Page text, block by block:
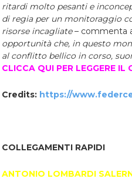
ritardi molto pesanti e
di regia per un monitoraggio
risorse incagliate– commenta
opportunità che, in questo
al conflitto bellico in corso,
CLICCA QUI PER LEGGERE
Credits: https://
COLLEGAMENTI RAPIDI
ANTONIO LOMBARDI